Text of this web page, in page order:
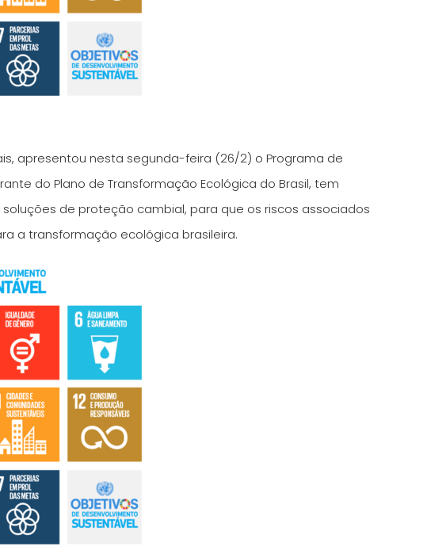
apresentou nesta segunda-feira (26/2) o Programa de
do Plano de Transformação Ecológica do Brasil, tem
de proteção cambial, para que os riscos associados
a transformação ecológica brasileira.